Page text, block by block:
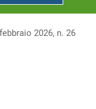
2026, n. 26